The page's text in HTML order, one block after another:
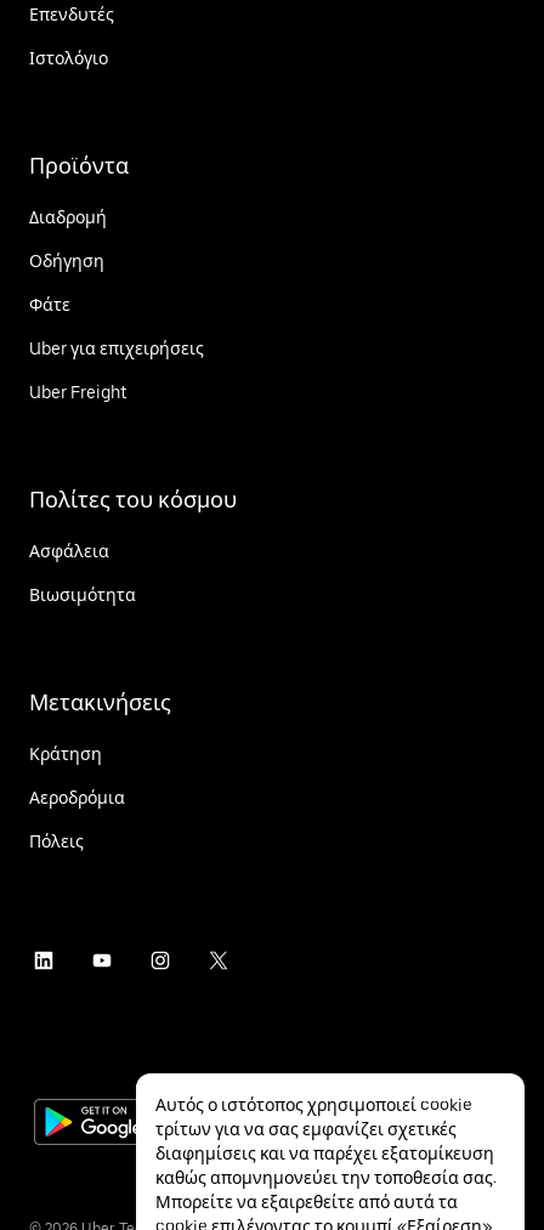
Επενδυτές
Ιστολόγιο
Προϊόντα
Διαδρομή
Οδήγηση
Φάτε
Uber για επιχειρήσεις
Uber Freight
Πολίτες του κόσμου
Ασφάλεια
Βιωσιμότητα
Μετακινήσεις
Κράτηση
Αεροδρόμια
Πόλεις
Αυτός ο ιστότοπος χρησιμοποιεί cookie
τρίτων για να σας εμφανίζει σχετικές
διαφημίσεις και να παρέχει εξατομίκευση
καθώς απομνημονεύει την τοποθεσία σας.
Μπορείτε να εξαιρεθείτε από αυτά τα